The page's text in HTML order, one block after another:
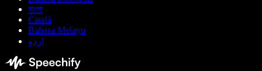
বাংলা
Català
Bahasa Melayu
اردو